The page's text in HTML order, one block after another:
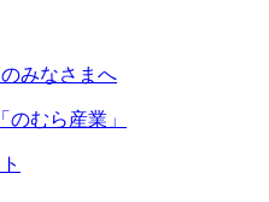
みなさまへ
のむら産業」